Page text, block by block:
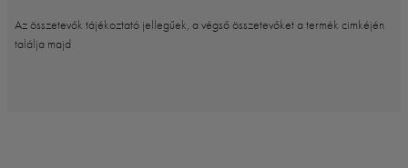
Az összetevők tájékoztató jellegűek, a végső összetevőket a termék cimkéjén
találja majd